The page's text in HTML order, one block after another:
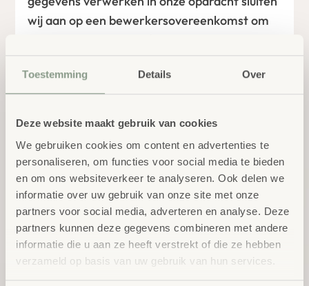
Toestemming Details Over
Deze website maakt gebruik van cookies
We gebruiken cookies om content en advertenties te
personaliseren, om functies voor social media te bieden
en om ons websiteverkeer te analyseren. Ook delen we
informatie over uw gebruik van onze site met onze
partners voor social media, adverteren en analyse. Deze
partners kunnen deze gegevens combineren met andere
informatie die u aan ze heeft verstrekt of die ze hebben
verzameld op basis van uw gebruik van hun services.
wij aan op een bewerkersovereenkomst om
beveiliging en vertrouwelijkheid van jouw
gegevens. Wij blijven verantwoordelijk voor
deze verwerkingen.
Gebruiken we cookies?
Wij gebruiken cookies en vergelijkbare
technieken. Dit zijn kleine tekstbestanden die
bij je eerste bezoek aan onze website worden
opgeslagen in de browser van je computer,
tablet of smartphone. Wij maken gebruik van
functionele, analytische en tracking cookies
om de website goed te laten werken, jouw